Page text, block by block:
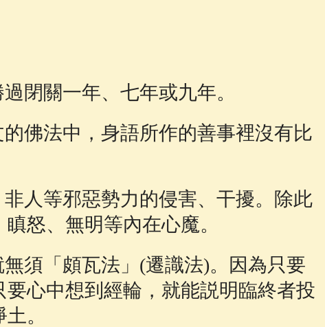
閉關一年、七年或九年。
佛法中，身語所作的善事裡沒有比
人等邪惡勢力的侵害、干擾。除此
怒、無明等內在心魔。
須「頗瓦法」(遷識法)。因為只要
心中想到經輪，就能説明臨終者投
。